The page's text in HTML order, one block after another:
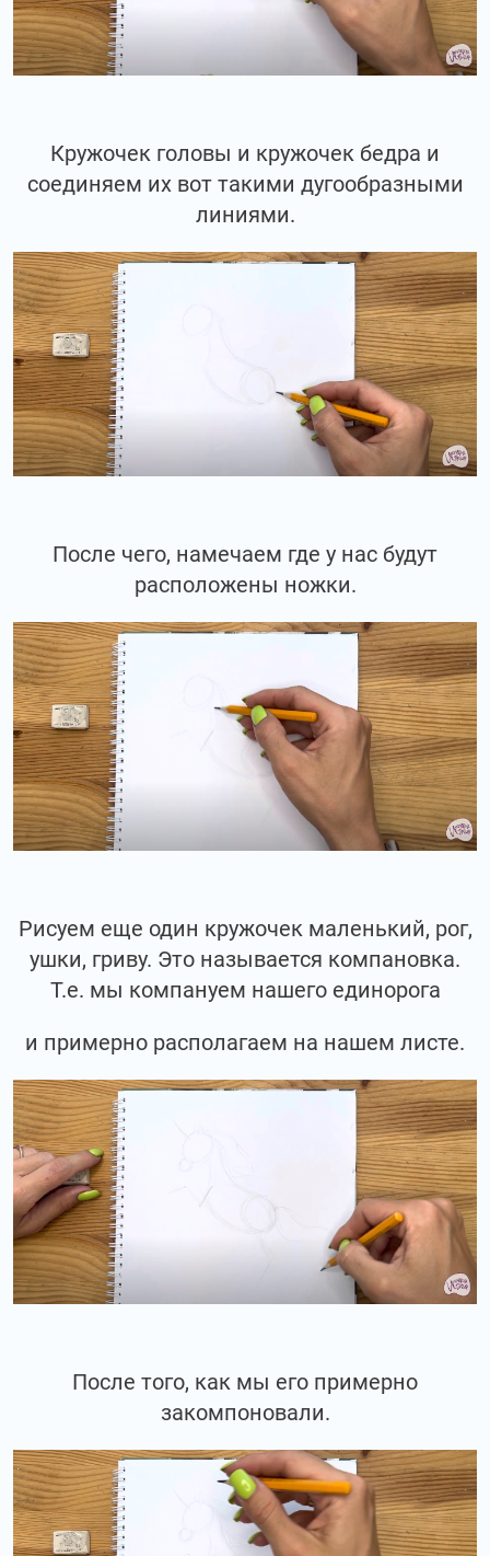
Кружочек головы и кружочек бедра и
соединяем их вот такими дугообразными
линиями.
После чего, намечаем где у нас будут
расположены ножки.
Рисуем еще один кружочек маленький, рог,
ушки, гриву. Это называется компановка.
Т.е. мы компануем нашего единорога
и примерно располагаем на нашем листе.
После того, как мы его примерно
закомпоновали.